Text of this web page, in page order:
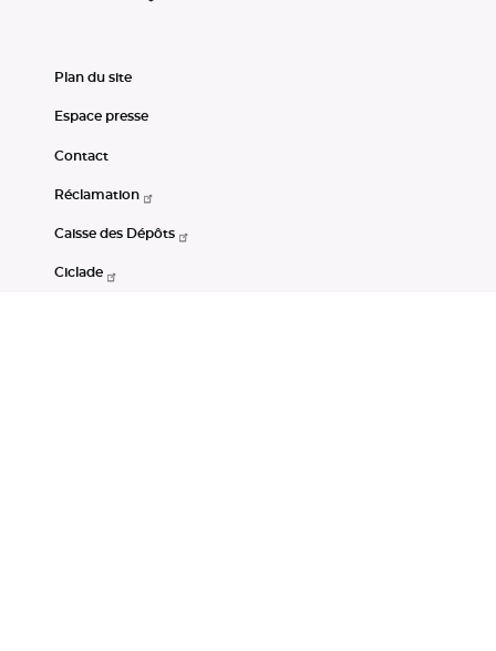
Plan du site
Espace presse
Contact
Réclamation
Caisse des Dépôts
Ciclade